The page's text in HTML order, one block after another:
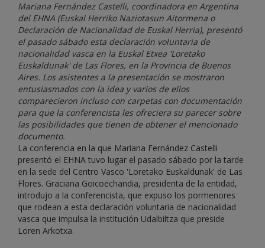
Mariana Fernández Castelli, coordinadora en Argentina
del EHNA (Euskal Herriko Naziotasun Aitormena o
Declaración de Nacionalidad de Euskal Herria), presentó
el pasado sábado esta declaración voluntaria de
nacionalidad vasca en la Euskal Etxea 'Loretako
Euskaldunak' de Las Flores, en la Provincia de Buenos
Aires. Los asistentes a la presentación se mostraron
entusiasmados con la idea y varios de ellos
comparecieron incluso con carpetas con documentación
para que la conferencista les ofreciera su parecer sobre
las posibilidades que tienen de obtener el mencionado
documento.
La conferencia en la que Mariana Fernández Castelli
presentó el EHNA tuvo lugar el pasado sábado por la tarde
en la sede del Centro Vasco 'Loretako Euskaldunak' de Las
Flores. Graciana Goicoechandia, presidenta de la entidad,
introdujo a la conferencista, que expuso los pormenores
que rodean a esta declaración voluntaria de nacionalidad
vasca que impulsa la institución Udalbiltza que preside
Loren Arkotxa.